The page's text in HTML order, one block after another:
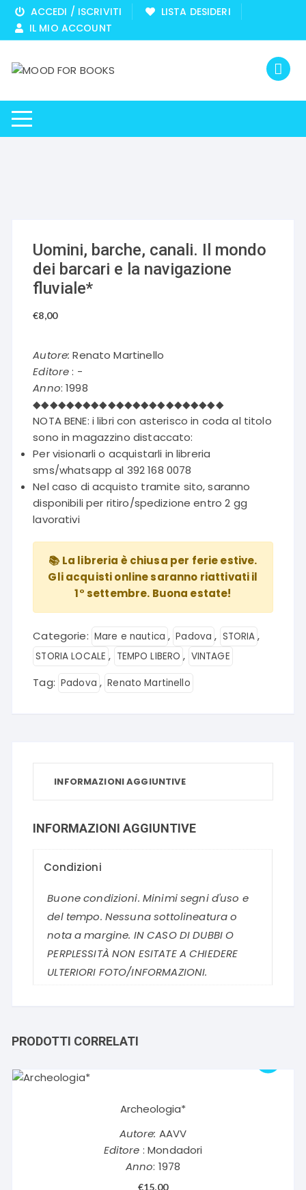
Vai
contenuto
ACCEDI / ISCRIVITI
LISTA DESIDERI
IL MIO ACCOUNT
Uomini, barche, canali. Il mondo
dei barcari e la navigazione
fluviale*
€8,00
Autore: Renato Martinello
Editore: -
Anno: 1998
◆◆◆◆◆◆◆◆◆◆◆◆◆◆◆◆◆◆◆◆◆◆◆
NOTA BENE: i libri con asterisco in coda al titolo
sono in magazzino distaccato:
Per visionarli o acquistarli in libreria
sms/whatsapp al 392 168 0078
Nel caso di acquisto tramite sito, saranno
disponibili per ritiro/spedizione entro 2 gg
lavorativi
📚 La libreria è chiusa per ferie estive.
Gli acquisti online saranno riattivati il
1° settembre. Buona estate!
Categorie: Mare e nautica , Padova , STORIA ,
STORIA LOCALE , TEMPO LIBERO , VINTAGE
Tag: Padova , Renato Martinello
INFORMAZIONI AGGIUNTIVE
INFORMAZIONI AGGIUNTIVE
Condizioni
Buone condizioni. Minimi segni d'uso e
del tempo. Nessuna sottolineatura o
nota a margine. IN CASO DI DUBBI O
PERPLESSITÀ NON ESITATE A CHIEDERE
ULTERIORI FOTO/INFORMAZIONI.
PRODOTTI CORRELATI
Archeologia*
Autore: AAVV
Editore : Mondadori
Anno: 1978
€15,00